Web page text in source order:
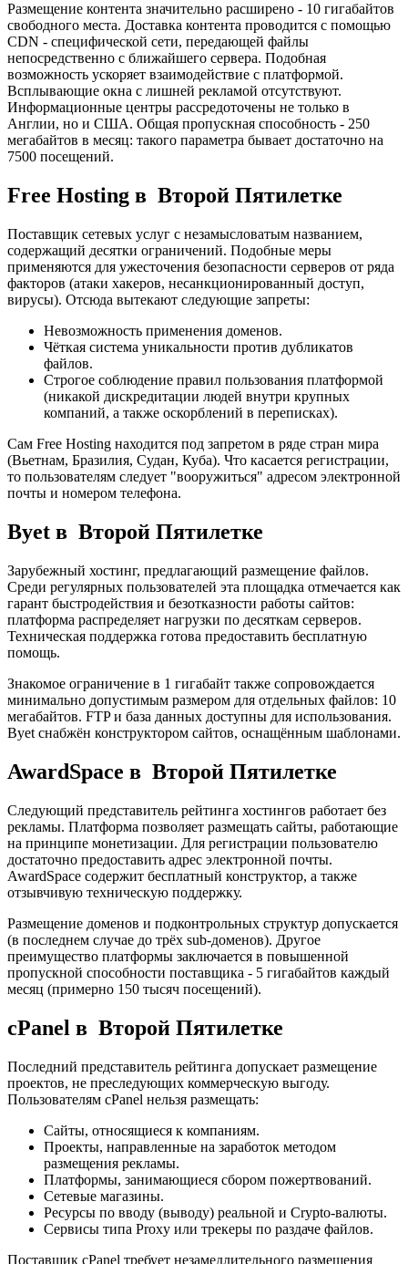
Размещение контента значительно расширено - 10 гигабайтов
свободного места. Доставка контента проводится с помощью
CDN - специфической сети, передающей файлы
непосредственно с ближайшего сервера. Подобная
возможность ускоряет взаимодействие с платформой.
Всплывающие окна с лишней рекламой отсутствуют.
Информационные центры рассредоточены не только в
Англии, но и США. Общая пропускная способность - 250
мегабайтов в месяц: такого параметра бывает достаточно на
7500 посещений.
Free Hosting в Второй Пятилетке
Поставщик сетевых услуг с незамысловатым названием,
содержащий десятки ограничений. Подобные меры
применяются для ужесточения безопасности серверов от ряда
факторов (атаки хакеров, несанкционированный доступ,
вирусы). Отсюда вытекают следующие запреты:
Невозможность применения доменов.
Чёткая система уникальности против дубликатов
файлов.
Строгое соблюдение правил пользования платформой
(никакой дискредитации людей внутри крупных
компаний, а также оскорблений в переписках).
Сам Free Hosting находится под запретом в ряде стран мира
(Вьетнам, Бразилия, Судан, Куба). Что касается регистрации,
то пользователям следует "вооружиться" адресом электронной
почты и номером телефона.
Byet в Второй Пятилетке
Зарубежный хостинг, предлагающий размещение файлов.
Среди регулярных пользователей эта площадка отмечается как
гарант быстродействия и безотказности работы сайтов:
платформа распределяет нагрузки по десяткам серверов.
Техническая поддержка готова предоставить бесплатную
помощь.
Знакомое ограничение в 1 гигабайт также сопровождается
минимально допустимым размером для отдельных файлов: 10
мегабайтов. FTP и база данных доступны для использования.
Byet снабжён конструктором сайтов, оснащённым шаблонами.
AwardSpace в Второй Пятилетке
Следующий представитель рейтинга хостингов работает без
рекламы. Платформа позволяет размещать сайты, работающие
на принципе монетизации. Для регистрации пользователю
достаточно предоставить адрес электронной почты.
AwardSpace содержит бесплатный конструктор, а также
отзывчивую техническую поддержку.
Размещение доменов и подконтрольных структур допускается
(в последнем случае до трёх sub-доменов). Другое
преимущество платформы заключается в повышенной
пропускной способности поставщика - 5 гигабайтов каждый
месяц (примерно 150 тысяч посещений).
cPanel в Второй Пятилетке
Последний представитель рейтинга допускает размещение
проектов, не преследующих коммерческую выгоду.
Пользователям cPanel нельзя размещать:
Сайты, относящиеся к компаниям.
Проекты, направленные на заработок методом
размещения рекламы.
Платформы, занимающиеся сбором пожертвований.
Сетевые магазины.
Ресурсы по вводу (выводу) реальной и Crypto-валюты.
Сервисы типа Proxy или трекеры по раздаче файлов.
Поставщик cPanel требует незамедлительного размещения